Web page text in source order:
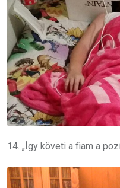
14. „Így követi a fiam a